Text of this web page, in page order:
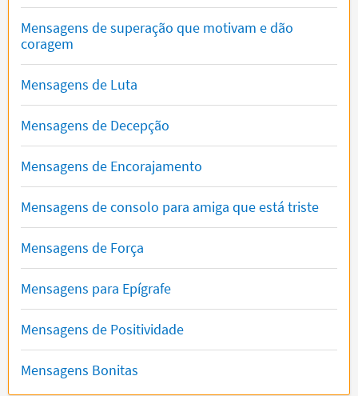
Mensagens de superação que motivam e dão
coragem
Mensagens de Luta
Mensagens de Decepção
Mensagens de Encorajamento
Mensagens de consolo para amiga que está triste
Mensagens de Força
Mensagens para Epígrafe
Mensagens de Positividade
Mensagens Bonitas